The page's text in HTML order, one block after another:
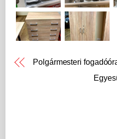
Polgármesteri